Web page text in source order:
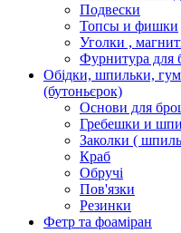
Подвески
Топсы и фишки
Уголки ,
Фурнитура для
Обідки, шпильки,
(бутоньєрок)
Основи для
Гребешки и
Заколки (
Краб
Обручі
Пов'язки
Резинки
Фетр та фоаміран